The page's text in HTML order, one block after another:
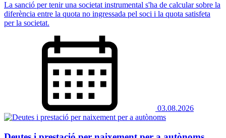
La sanció per tenir una societat instrumental s'ha de calcular sobre la
diferència entre la quota no ingressada pel soci i la quota satisfeta
per la societat.
03.08.2026